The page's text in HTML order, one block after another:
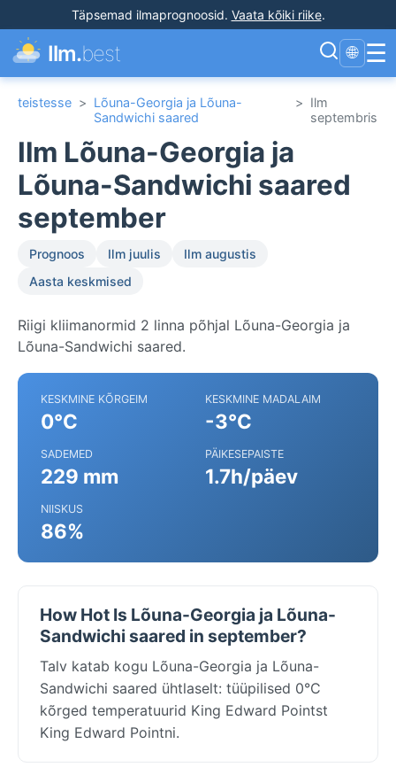
Täpsemad ilmaprognoosid. Vaata kõiki riike.
Ilm.best 🌐 ☰
teistesse > Lõuna-Georgia ja Lõuna-
Sandwichi saared
> Ilm
septembris
Ilm Lõuna-Georgia ja
Lõuna-Sandwichi saared
september
Prognoos Ilm juulis
Ilm augustis
Aasta keskmised
Riigi kliimanormid 2 linna põhjal Lõuna-Georgia ja
Lõuna-Sandwichi saared.
KESKMINE KÕRGEIM
0°C
KESKMINE MADALAIM
-3°C
SADEMED
229 mm
PÄIKESEPAISTE
1.7h/päev
NIISKUS
86%
How Hot Is Lõuna-Georgia ja Lõuna-
Sandwichi saared in september?
Talv katab kogu Lõuna-Georgia ja Lõuna-
Sandwichi saared ühtlaselt: tüüpilised 0°C
kõrged temperatuurid King Edward Pointst
King Edward Pointni.